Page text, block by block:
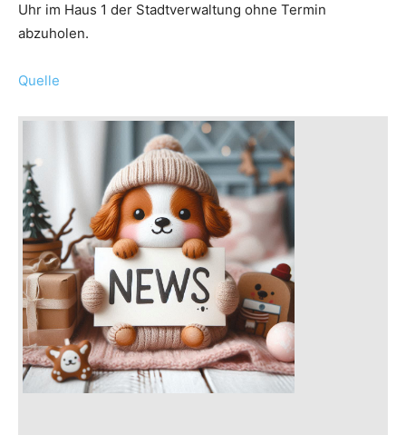
Uhr im Haus 1 der Stadtverwaltung ohne Termin
abzuholen.
Quelle